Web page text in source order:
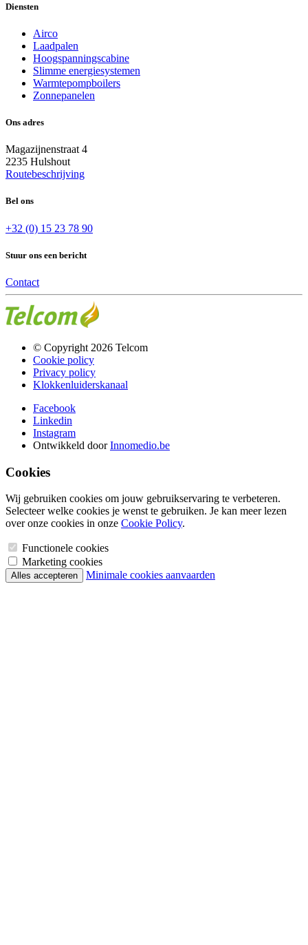
Diensten
Airco
Laadpalen
Hoogspanningscabine
Slimme energiesystemen
Warmtepompboilers
Zonnepanelen
Ons adres
Magazijnenstraat 4
2235 Hulshout
Routebeschrijving
Bel ons
+32 (0) 15 23 78 90
Stuur ons een bericht
Contact
© Copyright 2026 Telcom
Cookie policy
Privacy policy
Klokkenluiderskanaal
Facebook
Linkedin
Instagram
Ontwikkeld doorInnomedio.be
Cookies
Wij gebruiken cookies om jouw gebruikservaring te verbeteren.
Selecteer welke cookies je wenst te gebruiken. Je kan meer lezen
over onze cookies in onze Cookie Policy.
Functionele cookies
Marketing cookies
Alles accepteren Minimale cookies aanvaarden